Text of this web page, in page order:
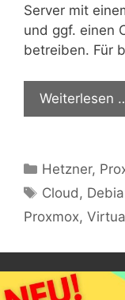
Server mit
und ggf. einen
betreiben. Für
Weiterlesen
Kategorien
Hetzner,
Cloud ,
Proxmox,